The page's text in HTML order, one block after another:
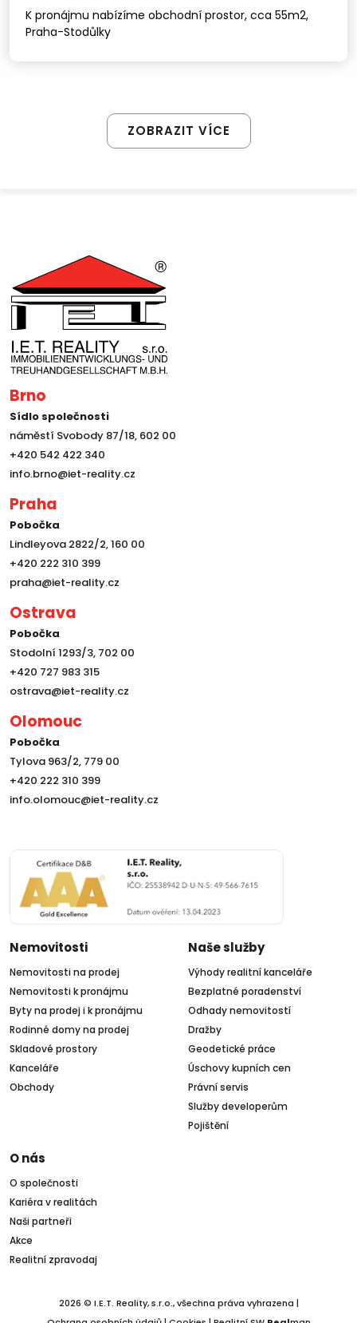
K pronájmu nabízíme obchodní prostor, cca 55m2,
Praha-Stodůlky
ZOBRAZIT VÍCE
Brno
Sídlo společnosti
náměstí Svobody 87/18, 602 00
+420 542 422 340
info.brno@iet-reality.cz
Praha
Pobočka
Lindleyova 2822/2, 160 00
+420 222 310 399
praha@iet-reality.cz
Ostrava
Pobočka
Stodolní 1293/3, 702 00
+420 727 983 315
ostrava@iet-reality.cz
Olomouc
Pobočka
Tylova 963/2, 779 00
+420 222 310 399
info.olomouc@iet-reality.cz
Nemovitosti
Nemovitosti na prodej
Nemovitosti k pronájmu
Byty na prodej i k pronájmu
Rodinné domy na prodej
Skladové prostory
Kanceláře
Obchody
Naše služby
Výhody realitní kanceláře
Bezplatné poradenství
Odhady nemovitostí
Dražby
Geodetické práce
Úschovy kupních cen
Právní servis
Služby developerům
Pojištění
O nás
O společnosti
Kariéra v realitách
Naši partneři
Akce
Realitní zpravodaj
2026 © I.E.T. Reality, s.r.o., všechna práva vyhrazena |